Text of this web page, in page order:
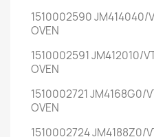
1510002590 JM414040/
OVEN
1510002591 JM412010/
OVEN
1510002721 JM4168G0/
OVEN
1510002724 JM4188Z0/